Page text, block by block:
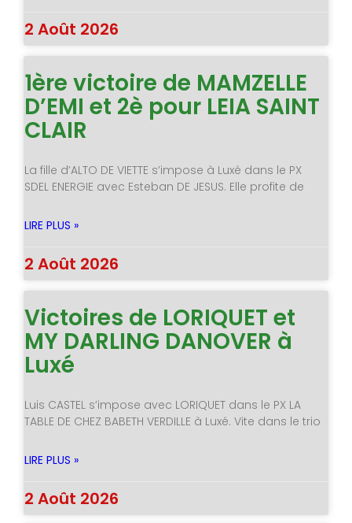
2 Août 2026
1ère victoire de MAMZELLE
D’EMI et 2è pour LEIA SAINT
CLAIR
La fille d’ALTO DE VIETTE s’impose à Luxé dans le PX
SDEL ENERGIE avec Esteban DE JESUS. Elle profite de
LIRE PLUS »
2 Août 2026
Victoires de LORIQUET et
MY DARLING DANOVER à
Luxé
Luis CASTEL s’impose avec LORIQUET dans le PX LA
TABLE DE CHEZ BABETH VERDILLE à Luxé. Vite dans le trio
LIRE PLUS »
2 Août 2026